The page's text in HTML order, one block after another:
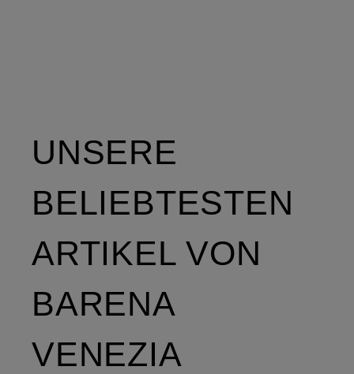
UNSERE
BELIEBTESTEN
ARTIKEL VON
BARENA
VENEZIA